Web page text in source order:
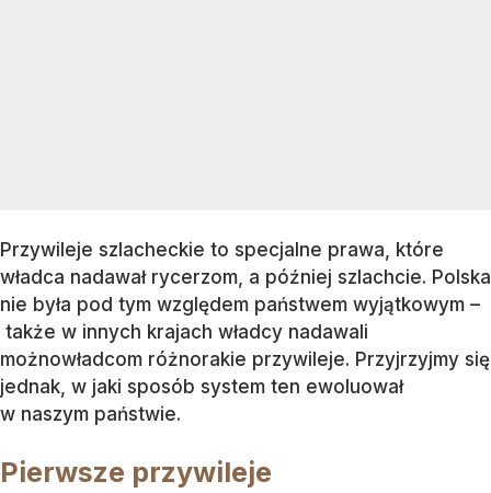
Przywileje szlacheckie to specjalne prawa, które
władca nadawał rycerzom, a później szlachcie. Polska
nie była pod tym względem państwem wyjątkowym –
także w innych krajach władcy nadawali
możnowładcom różnorakie przywileje. Przyjrzyjmy się
jednak, w jaki sposób system ten ewoluował
w naszym państwie.
Pierwsze przywileje